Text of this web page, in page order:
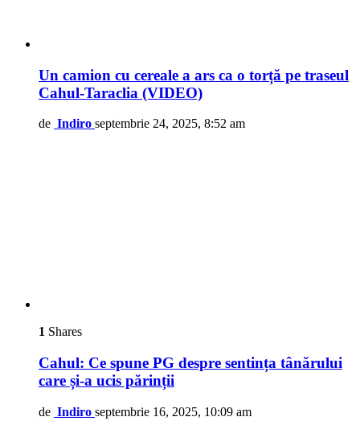
Un camion cu cereale a ars ca o torță pe traseul
Cahul-Taraclia (VIDEO)
de Indiro septembrie 24, 2025, 8:52 am
1 Shares
Cahul: Ce spune PG despre sentința tânărului
care și-a ucis părinții
de Indiro septembrie 16, 2025, 10:09 am